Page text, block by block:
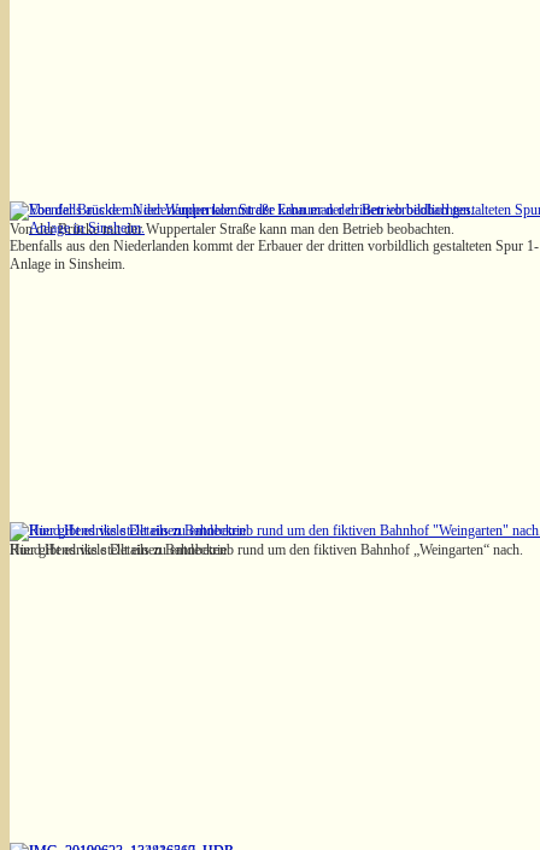
Von der Brücke mit der Wuppertaler Straße kann man den Betrieb beobachten.
Ebenfalls aus den Niederlanden kommt der Erbauer der dritten vorbildlich gestalteten Spur 1-
Anlage in Sinsheim.
Ruud Hendriks stellt einen Bahnbetrieb rund um den fiktiven Bahnhof „Weingarten“ nach.
Hier gibt es viele Details zu entdecken.